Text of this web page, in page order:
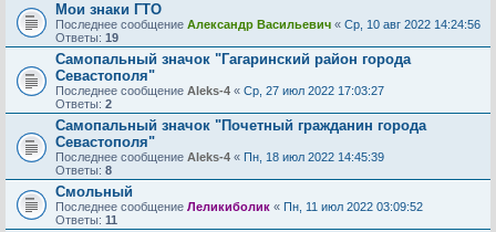
Мои знаки ГТО
Последнее сообщение Александр Васильевич « Ср, 10 авг 2022 14:24:56
Ответы: 19
Самопальный значок "Гагаринский район города
Севастополя"
Последнее сообщение Aleks-4 « Ср, 27 июл 2022 17:03:27
Ответы: 2
Самопальный значок "Почетный гражданин города
Севастополя"
Последнее сообщение Aleks-4 « Пн, 18 июл 2022 14:45:39
Ответы: 8
Смольный
Последнее сообщение Леликиболик « Пн, 11 июл 2022 03:09:52
Ответы: 11